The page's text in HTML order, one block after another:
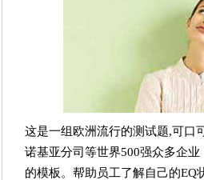
这是一组欧洲流行的测试题,可口
诺基亚分司等世界500强众多企
的模板。帮助员工了解自己的EQ